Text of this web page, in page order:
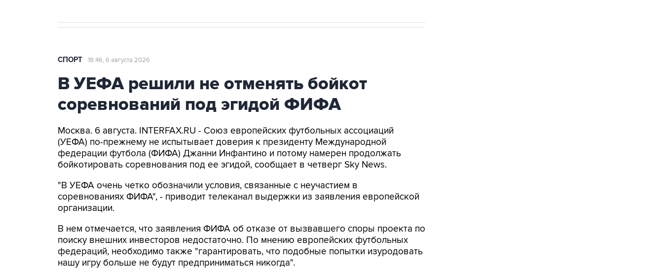
СПОРТ 18:46, 6 августа 2026
В УЕФА решили не отменять бойкот
соревнований под эгидой ФИФА
Москва. 6 августа. INTERFAX.RU - Союз европейских футбольных ассоциаций
(УЕФА) по-прежнему не испытывает доверия к президенту Международной
федерации футбола (ФИФА) Джанни Инфантино и потому намерен продолжать
бойкотировать соревнования под ее эгидой, сообщает в четверг Sky News.
"В УЕФА очень четко обозначили условия, связанные с неучастием в
соревнованиях ФИФА", - приводит телеканал выдержки из заявления европейской
организации.
В нем отмечается, что заявления ФИФА об отказе от вызвавшего споры проекта по
поиску внешних инвесторов недостаточно. По мнению европейских футбольных
федераций, необходимо также "гарантировать, что подобные попытки изуродовать
нашу игру больше не будут предприниматься никогда".